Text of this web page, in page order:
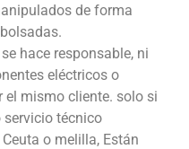
de forma
hace responsable, ni
eléctricos o
mismo cliente. solo si
técnico
o melilla, Están